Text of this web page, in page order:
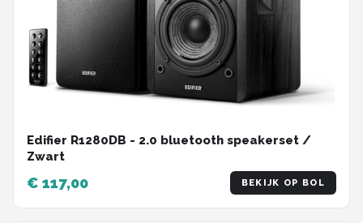
Edifier R1280DB - 2.0 bluetooth speakerset /
Zwart
€ 117,00 BEKIJK OP BOL